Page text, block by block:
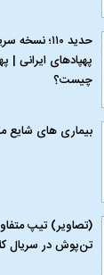
حدید ۱۱۰؛
پهپادهای ایرانی |
چیست؟
بیماری‌ های شایع
(تصاویر) تیپ
تن‌پوش در سریال